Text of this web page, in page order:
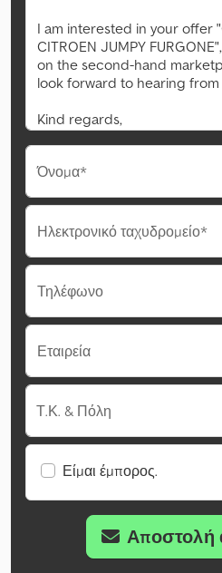
Όνομα*
Ηλεκτρονικό ταχυδρομείο*
Τηλέφωνο
Εταιρεία
Τ.Κ. & Πόλη
Είμαι έμπορος.
Αποστολή